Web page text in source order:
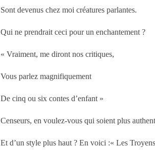
Sont devenus chez moi créatures parlantes.
Qui ne prendrait ceci pour un enchantement ?
« Vraiment, me diront nos critiques,
Vous parlez magnifiquement
De cinq ou six contes d’enfant »
Censeurs, en voulez-vous qui soient plus
Et d’un style plus haut ? En voici :« Les